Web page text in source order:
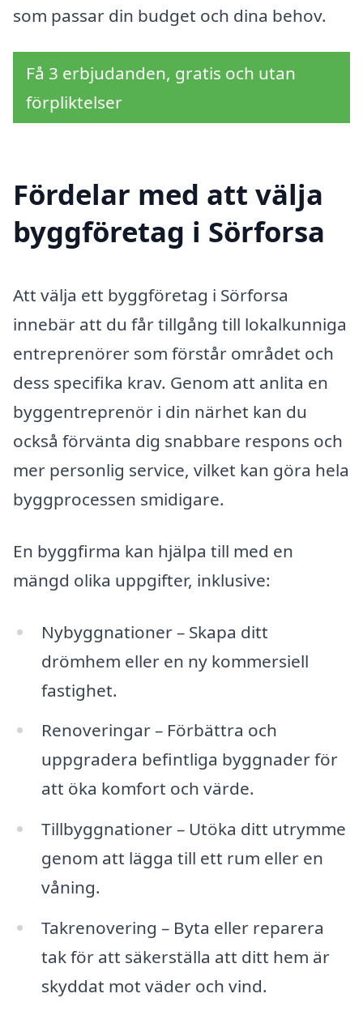
som passar din budget och dina behov.
Få 3 erbjudanden, gratis och utan
förpliktelser
Fördelar med att välja
byggföretag i Sörforsa
Att välja ett byggföretag i Sörforsa
innebär att du får tillgång till lokalkunniga
entreprenörer som förstår området och
dess specifika krav. Genom att anlita en
byggentreprenör i din närhet kan du
också förvänta dig snabbare respons och
mer personlig service, vilket kan göra hela
byggprocessen smidigare.
En byggfirma kan hjälpa till med en
mängd olika uppgifter, inklusive:
Nybyggnationer – Skapa ditt
drömhem eller en ny kommersiell
fastighet.
Renoveringar – Förbättra och
uppgradera befintliga byggnader för
att öka komfort och värde.
Tillbyggnationer – Utöka ditt utrymme
genom att lägga till ett rum eller en
våning.
Takrenovering – Byta eller reparera
tak för att säkerställa att ditt hem är
skyddat mot väder och vind.